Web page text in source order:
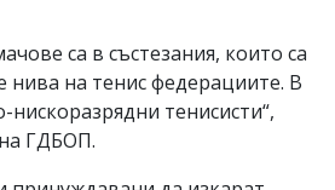
са в състезания, които са
нива на тенис федерациите. В
нискоразрядни тенисисти“,
ГДБОП.